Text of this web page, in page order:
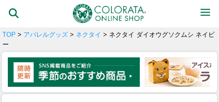
TOP > アパレルグッズ > ネクタイ > ネクタイ ダイオウグソクムシ ネイビ
ー